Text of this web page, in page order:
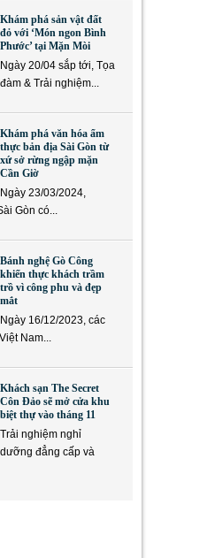
Khám phá sản vật đất
đỏ với ‘Món ngon Bình
Phước’ tại Mặn Mòi
Ngày 20/04 sắp tới, Tọa
đàm & Trải nghiệm...
Khám phá văn hóa ẩm
thực bản địa Sài Gòn từ
xứ sở rừng ngập mặn
Cần Giờ
Ngày 23/03/2024,
Gòn có...
Bánh nghệ Gò Công
khiến thực khách trầm
trồ vì công phu và đẹp
mắt
Ngày 16/12/2023, các
Nam...
Khách sạn The Secret
Côn Đảo sẽ mở cửa khu
biệt thự vào tháng 11
Trải nghiệm nghỉ
dưỡng đẳng cấp và